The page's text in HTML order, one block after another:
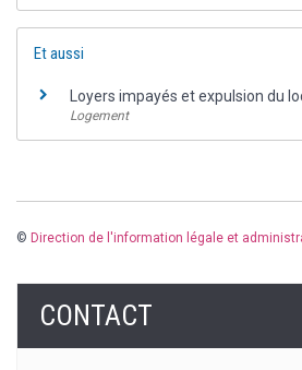
Et aussi
Loyers impayés et expulsion du
Logement
© Direction de l'information légale et
CONTACT